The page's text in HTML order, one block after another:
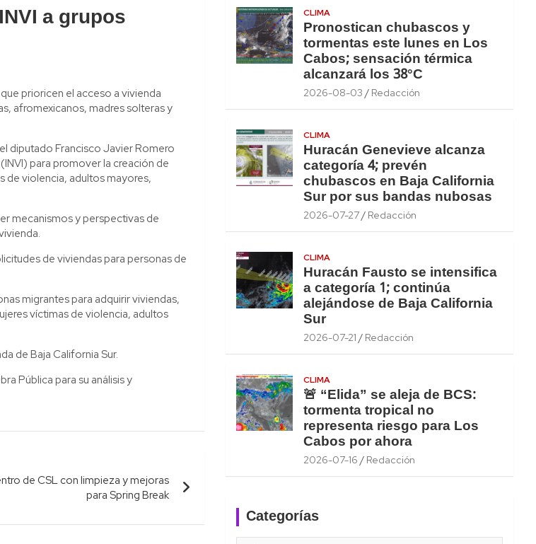
a grupos
prioricen el acceso a vivienda
afromexicanos, madres solteras y
diputado Francisco Javier Romero
para promover la creación de
de violencia, adultos mayores,
mecanismos y perspectivas de
de viviendas para personas de
migrantes para adquirir viviendas,
víctimas de violencia, adultos
de Baja California Sur.
Pública para su análisis y
de CSL con limpieza y mejoras
para Spring Break
CLIMA
Pronostican chubascos y
tormentas este lunes en Los
Cabos; sensación térmica
alcanzará los 38°C
2026-08-03 Redacción
CLIMA
Huracán Genevieve alcanza
categoría 4; prevén
chubascos en Baja California
Sur por sus bandas nubosas
2026-07-27 Redacción
CLIMA
Huracán Fausto se intensifica
a categoría 1; continúa
alejándose de Baja California
Sur
2026-07-21 Redacción
CLIMA
🚨 “Elida” se aleja de BCS:
tormenta tropical no
representa riesgo para Los
Cabos por ahora
2026-07-16 Redacción
Categorías